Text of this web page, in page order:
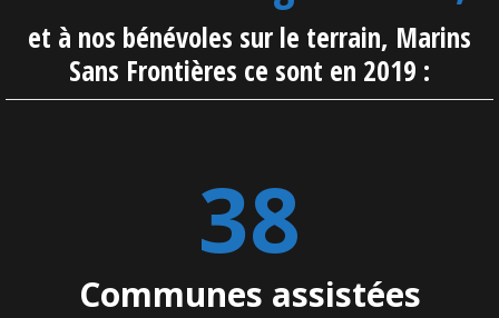
et à nos bénévoles sur le terrain, Marins
Sans Frontières ce sont en 2019 :
38
Communes assistées